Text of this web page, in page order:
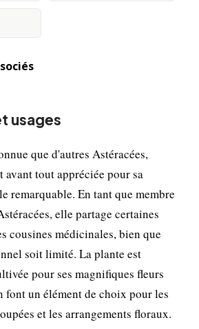
usages
que d'autres Astéracées,
avant tout appréciée pour sa
remarquable. En tant que membre
elle partage certaines
cousines médicinales, bien que
soit limité. La plante est
pour ses magnifiques fleurs
un élément de choix pour les
et les arrangements floraux.